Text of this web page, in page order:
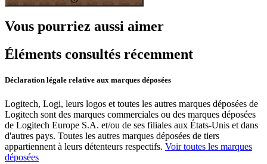
Vous pourriez aussi aimer
Éléments consultés récemment
Déclaration légale relative aux marques déposées
Logitech, Logi, leurs logos et toutes les autres marques déposées de
Logitech sont des marques commerciales ou des marques déposées
de Logitech Europe S.A. et/ou de ses filiales aux États-Unis et dans
d'autres pays. Toutes les autres marques déposées de tiers
appartiennent à leurs détenteurs respectifs. Voir toutes les marques
déposées